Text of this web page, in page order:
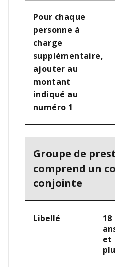
Pour chaque
personne à
charge
supplémentaire,
ajouter au
montant
indiqué au
numéro 1
Groupe de
comprend un
conjointe
Libellé
18
et